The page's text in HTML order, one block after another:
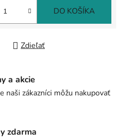
DO KOŠÍKA
Zdieľať
a akcie
naši zákazníci môžu nakupovať
zdarma